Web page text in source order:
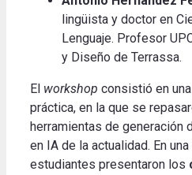
lingüista y doctor en
Lenguaje. Profesor
y Diseño de Terrassa.
El workshop consistió en
práctica, en la que se
herramientas de generación
en IA de la actualidad. En
estudiantes presentaron los